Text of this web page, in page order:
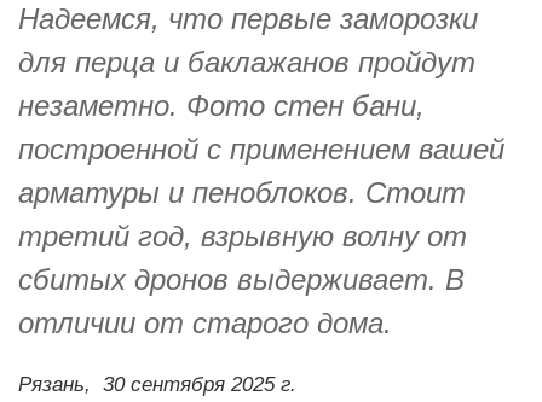
Надеемся, что первые заморозки
для перца и баклажанов пройдут
незаметно. Фото стен бани,
построенной с применением вашей
арматуры и пеноблоков. Стоит
третий год, взрывную волну от
сбитых дронов выдерживает. В
отличии от старого дома.
Рязань,
30 сентября 2025 г.